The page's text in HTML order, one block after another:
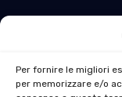
Per fornire le migliori
per memorizzare e/o
Ti ridiamo